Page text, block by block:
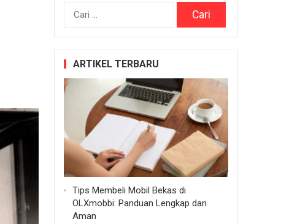
Cari
ARTIKEL TERBARU
Tips Membeli Mobil Bekas di
OLXmobbi: Panduan Lengkap dan
Aman